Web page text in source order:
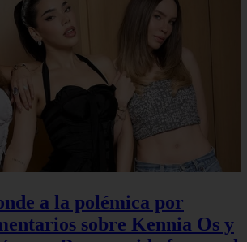
a la polémica por
sobre Kennia Os y